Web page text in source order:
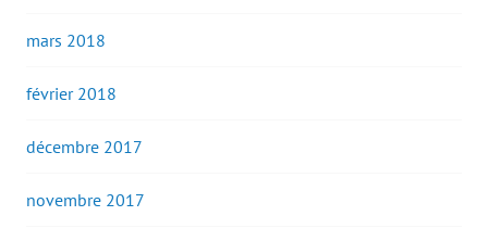
mars 2018
février 2018
décembre 2017
novembre 2017